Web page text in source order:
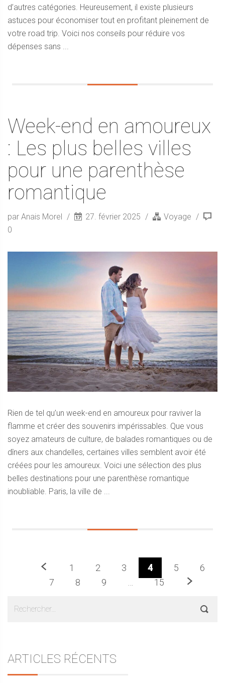
d’autres catégories. Heureusement, il existe plusieurs
astuces pour économiser tout en profitant pleinement de
votre road trip. Voici nos conseils pour réduire vos
dépenses sans ...
Week-end en amoureux
: Les plus belles villes
pour une parenthèse
romantique
par Anais Morel 27. février 2025
Voyage
0
Rien de tel qu’un week-end en amoureux pour raviver la
flamme et créer des souvenirs impérissables. Que vous
soyez amateurs de culture, de balades romantiques ou de
dîners aux chandelles, certaines villes semblent avoir été
créées pour les amoureux. Voici une sélection des plus
belles destinations pour une parenthèse romantique
inoubliable. Paris, la ville de ...
Précédent
1 2 3 4 5
6
7
8 9 15 Prochaine
Sidebar
ARTICLES RÉCENTS